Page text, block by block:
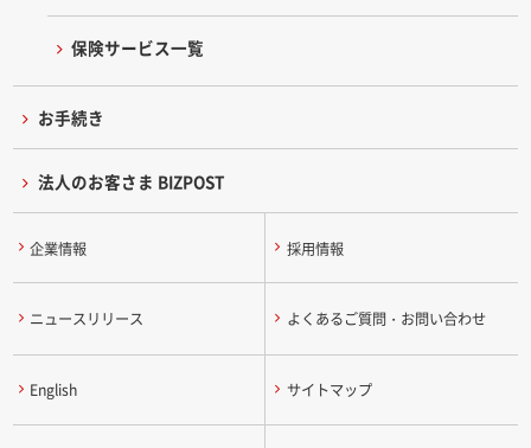
保険サービス一覧
お手続き
法人のお客さま BIZPOST
企業情報 採用情報
ニュースリリース よくあるご質問・お問い合わせ
English サイトマップ